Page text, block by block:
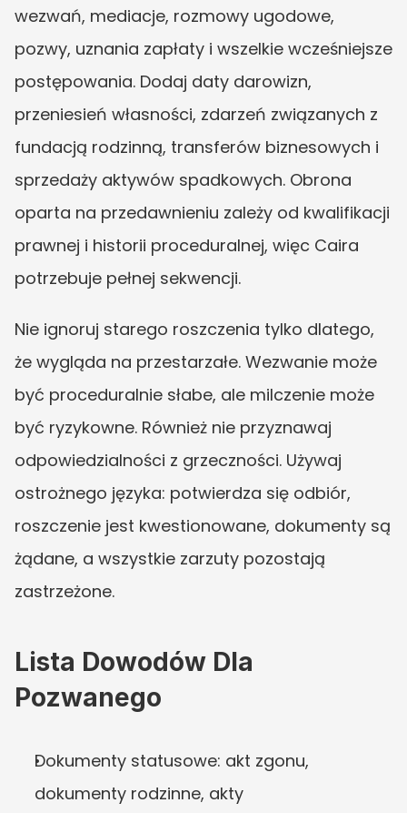
wezwań, mediacje, rozmowy ugodowe,
pozwy, uznania zapłaty i wszelkie wcześniejsze
postępowania. Dodaj daty darowizn,
przeniesień własności, zdarzeń związanych z
fundacją rodzinną, transferów biznesowych i
sprzedaży aktywów spadkowych. Obrona
oparta na przedawnieniu zależy od kwalifikacji
prawnej i historii proceduralnej, więc Caira
potrzebuje pełnej sekwencji.
Nie ignoruj starego roszczenia tylko dlatego,
że wygląda na przestarzałe. Wezwanie może
być proceduralnie słabe, ale milczenie może
być ryzykowne. Również nie przyznawaj
odpowiedzialności z grzeczności. Używaj
ostrożnego języka: potwierdza się odbiór,
roszczenie jest kwestionowane, dokumenty są
żądane, a wszystkie zarzuty pozostają
zastrzeżone.
Lista Dowodów Dla
Pozwanego
Dokumenty statusowe: akt zgonu,
dokumenty rodzinne, akty